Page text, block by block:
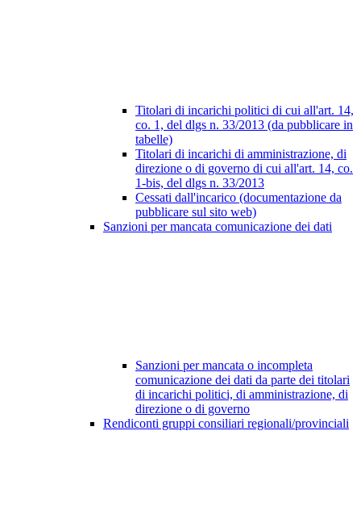
Titolari di incarichi politici di cui all'art. 14,
co. 1, del dlgs n. 33/2013 (da pubblicare in
tabelle)
Titolari di incarichi di amministrazione, di
direzione o di governo di cui all'art. 14, co.
1-bis, del dlgs n. 33/2013
Cessati dall'incarico (documentazione da
pubblicare sul sito web)
Sanzioni per mancata comunicazione dei dati
Sanzioni per mancata o incompleta
comunicazione dei dati da parte dei titolari
di incarichi politici, di amministrazione, di
direzione o di governo
Rendiconti gruppi consiliari regionali/provinciali